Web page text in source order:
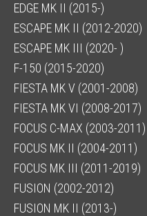
EDGE MK II (2015-)
ESCAPE MK II (2012-2020)
ESCAPE MK III (2020- )
F-150 (2015-2020)
FIESTA MK V (2001-2008)
FIESTA MK VI (2008-2017)
FOCUS C-MAX (2003-2011)
FOCUS MK II (2004-2011)
FOCUS MK III (2011-2019)
FUSION (2002-2012)
FUSION MK II (2013-)